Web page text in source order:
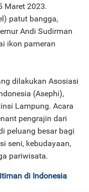
Maret 2023.
patut bangga,
Andi Sudirman
ikon pameran
dilakukan Asosiasi
(Asephi),
Lampung. Acara
pengrajin dari
peluang besar bagi
seni, kebudayaan,
pariwisata.
di Indonesia